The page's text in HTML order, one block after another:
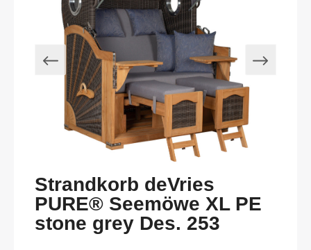
Strandkorb deVries
PURE® Seemöwe XL PE
stone grey Des. 253